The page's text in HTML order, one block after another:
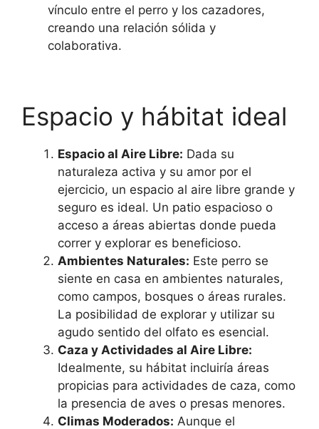
vínculo entre el perro y los cazadores,
creando una relación sólida y
colaborativa.
Espacio y hábitat ideal
Espacio al Aire Libre: Dada su
naturaleza activa y su amor por el
ejercicio, un espacio al aire libre grande y
seguro es ideal. Un patio espacioso o
acceso a áreas abiertas donde pueda
correr y explorar es beneficioso.
Ambientes Naturales: Este perro se
siente en casa en ambientes naturales,
como campos, bosques o áreas rurales.
La posibilidad de explorar y utilizar su
agudo sentido del olfato es esencial.
Caza y Actividades al Aire Libre:
Idealmente, su hábitat incluiría áreas
propicias para actividades de caza, como
la presencia de aves o presas menores.
Climas Moderados: Aunque el